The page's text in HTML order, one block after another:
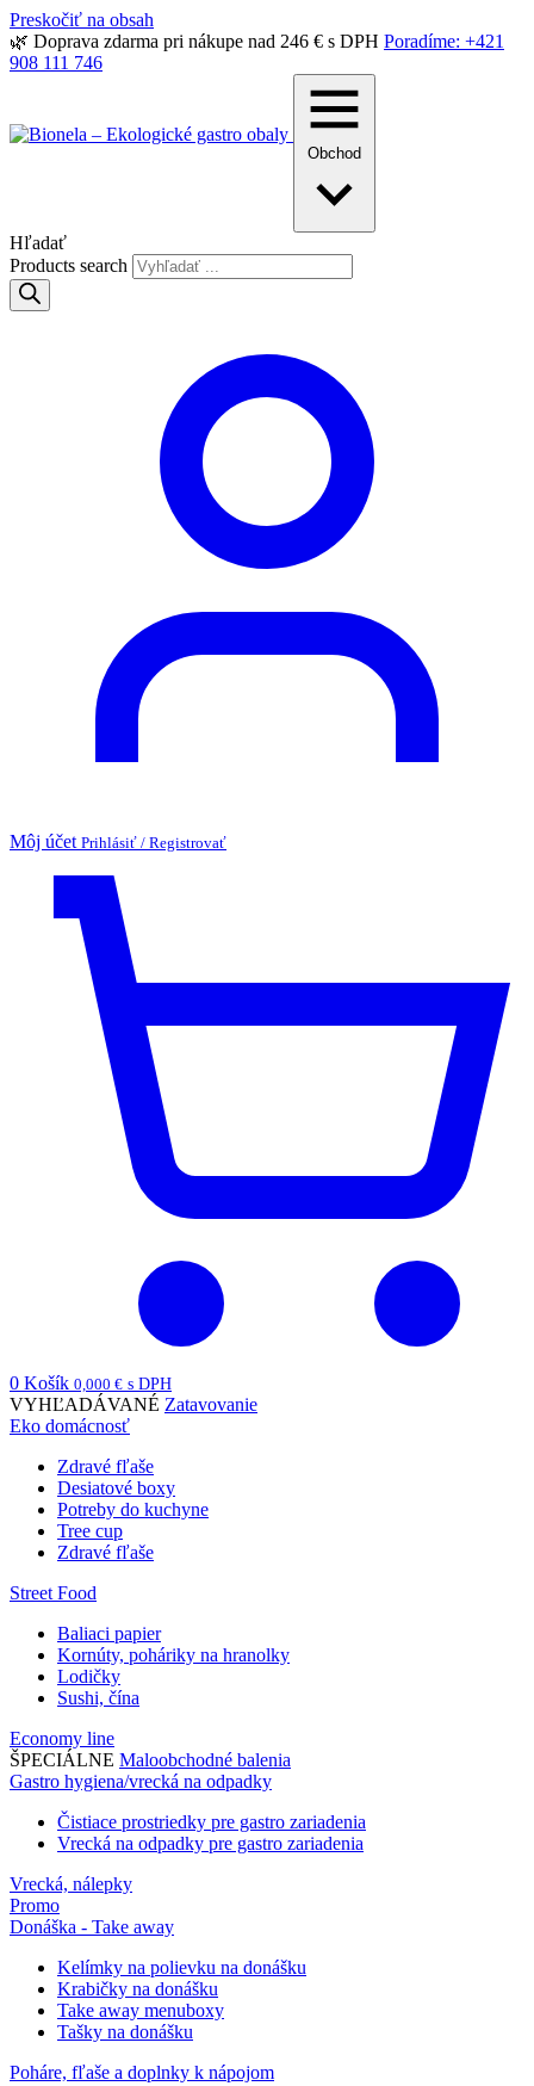
Preskočiť na obsah
🌿 Doprava zdarma pri nákupe nad 246 € s DPH Poradíme: +421
908 111 746
Obchod
Hľadať
Products search
Môj účet Prihlásiť / Registrovať
0 Košík 0,000 € s DPH
VYHĽADÁVANÉ Zatavovanie
Eko domácnosť
Zdravé fľaše
Desiatové boxy
Potreby do kuchyne
Tree cup
Zdravé fľaše
Street Food
Baliaci papier
Kornúty, poháriky na hranolky
Lodičky
Sushi, čína
Economy line
ŠPECIÁLNE Maloobchodné balenia
Gastro hygiena/vrecká na odpadky
Čistiace prostriedky pre gastro zariadenia
Vrecká na odpadky pre gastro zariadenia
Vrecká, nálepky
Promo
Donáška - Take away
Kelímky na polievku na donášku
Krabičky na donášku
Take away menuboxy
Tašky na donášku
Poháre, fľaše a doplnky k nápojom